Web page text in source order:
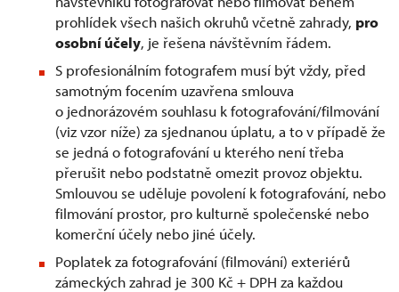
prohlídek všech našich okruhů včetně zahrady, pro
osobní účely, je řešena návštěvním řádem.
S profesionálním fotografem musí být vždy, před
samotným focením uzavřena smlouva
o jednorázovém souhlasu k fotografování/filmování
(viz vzor níže) za sjednanou úplatu, a to v případě že
se jedná o fotografování u kterého není třeba
přerušit nebo podstatně omezit provoz objektu.
Smlouvou se uděluje povolení k fotografování, nebo
filmování prostor, pro kulturně společenské nebo
komerční účely nebo jiné účely.
Poplatek za fotografování (filmování) exteriérů
zámeckých zahrad je 300 Kč + DPH za každou